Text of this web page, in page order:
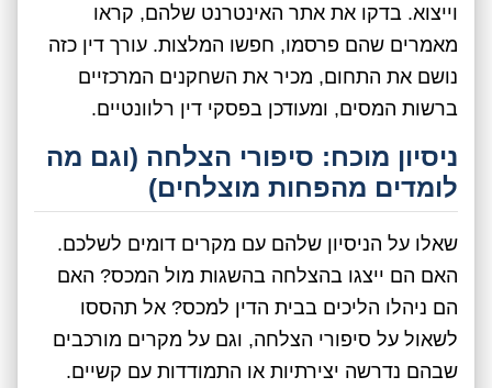
וייצוא. בדקו את אתר האינטרנט שלהם, קראו
מאמרים שהם פרסמו, חפשו המלצות. עורך דין כזה
נושם את התחום, מכיר את השחקנים המרכזיים
ברשות המסים, ומעודכן בפסקי דין רלוונטיים.
ניסיון מוכח: סיפורי הצלחה (וגם מה
לומדים מהפחות מוצלחים)
שאלו על הניסיון שלהם עם מקרים דומים לשלכם.
האם הם ייצגו בהצלחה בהשגות מול המכס? האם
הם ניהלו הליכים בבית הדין למכס? אל תהססו
לשאול על סיפורי הצלחה, וגם על מקרים מורכבים
שבהם נדרשה יצירתיות או התמודדות עם קשיים.